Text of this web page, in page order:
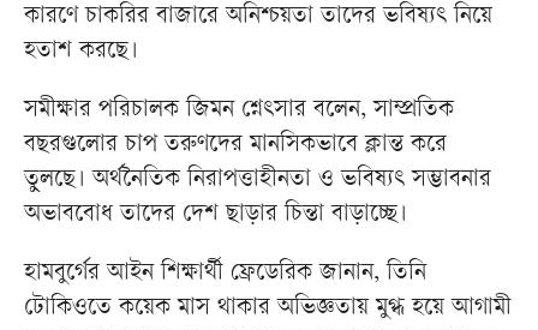
কারণে চাকরির বাজারে অনিশ্চয়তা তাদের ভবিষ্যৎ নিয়ে
হতাশ করছে।
সমীক্ষার পরিচালক জিমন শ্নেৎসার বলেন, সাম্প্রতিক
বছরগুলোর চাপ তরুণদের মানসিকভাবে ক্লান্ত করে
তুলছে। অর্থনৈতিক নিরাপত্তাহীনতা ও ভবিষ্যৎ সম্ভাবনার
অভাববোধ তাদের দেশ ছাড়ার চিন্তা বাড়াচ্ছে।
হামবুর্গের আইন শিক্ষার্থী ফ্রেডেরিক জানান, তিনি
টোকিওতে কয়েক মাস থাকার অভিজ্ঞতায় মুগ্ধ হয়ে আগামী